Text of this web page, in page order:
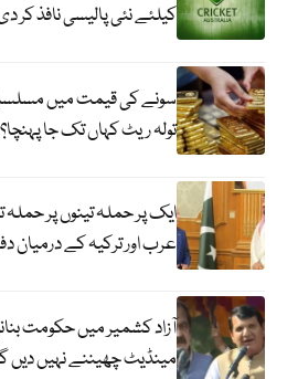
کیلئے نئی پالیسی نافذ کر
سونے کی قیمت میں مسلسل
تولہ ریٹ کہاں تک جا پہنچا؟
ایک پر حملہ تینوں پر حملہ
عرب اور ترکیہ کے درمیان
آزاد کشمیر میں حکومت
مینڈیٹ چھیننے نہیں دیں گے ،